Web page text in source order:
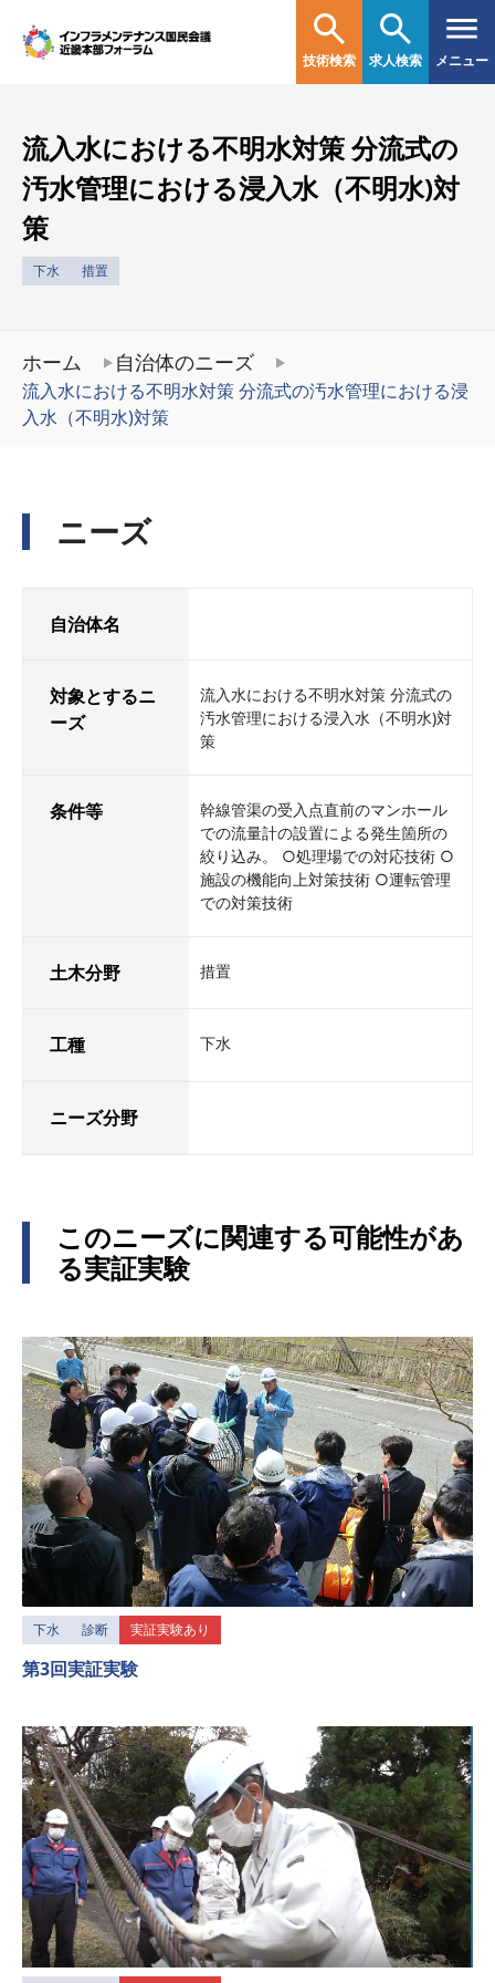
技術検索 求人検索 メニュー
流入水における不明水対策 分流式の
汚水管理における浸入水（不明水)対
策
下水 措置
ホーム 自治体のニーズ
流入水における不明水対策 分流式の汚水管理における浸
入水（不明水)対策
ニーズ
自治体名
対象とするニ
ーズ
流入水における不明水対策 分流式の
汚水管理における浸入水（不明水)対
策
条件等
幹線管渠の受入点直前のマンホール
での流量計の設置による発生箇所の
絞り込み。 ○処理場での対応技術 ○
施設の機能向上対策技術 ○運転管理
での対策技術
土木分野 措置
工種 下水
ニーズ分野
このニーズに関連する可能性があ
る実証実験
下水 診断 実証実験あり
第3回実証実験